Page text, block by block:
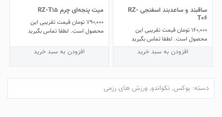
ساقبند و ساعد‌بند اسفنجی RZ-
T06
160,000 تومانقیمت تقریبی این
محصول است. لطفا تماس بگیرید
افزودن به سبد خرید
میت پنجه‌ای چرم RZ-T15
790,000 تومانقیمت تقریبی این
محصول است. لطفا تماس بگیرید
افزودن به سبد خرید
دسته: بوکس, تکواندو, ورزش های رزمی